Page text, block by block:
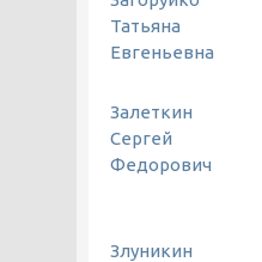
Татьяна
Евгеньевна
Залеткин
Сергей
Федорович
Злуникин